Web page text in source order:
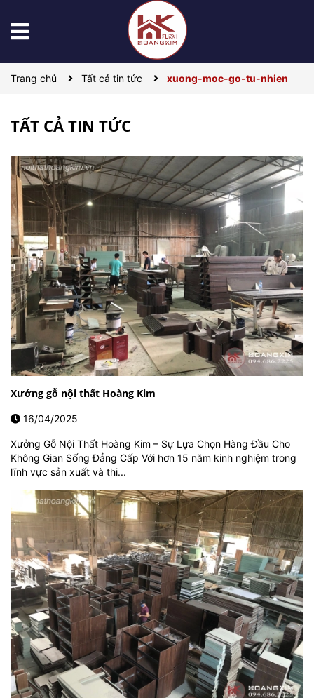
Trang chủ Tất cả tin tức xuong-moc-go-tu-nhien
TẤT CẢ TIN TỨC
Xưởng gỗ nội thất Hoàng Kim
16/04/2025
Xưởng Gỗ Nội Thất Hoàng Kim – Sự Lựa Chọn Hàng Đầu Cho
Không Gian Sống Đẳng Cấp Với hơn 15 năm kinh nghiệm trong
lĩnh vực sản xuất và thi...